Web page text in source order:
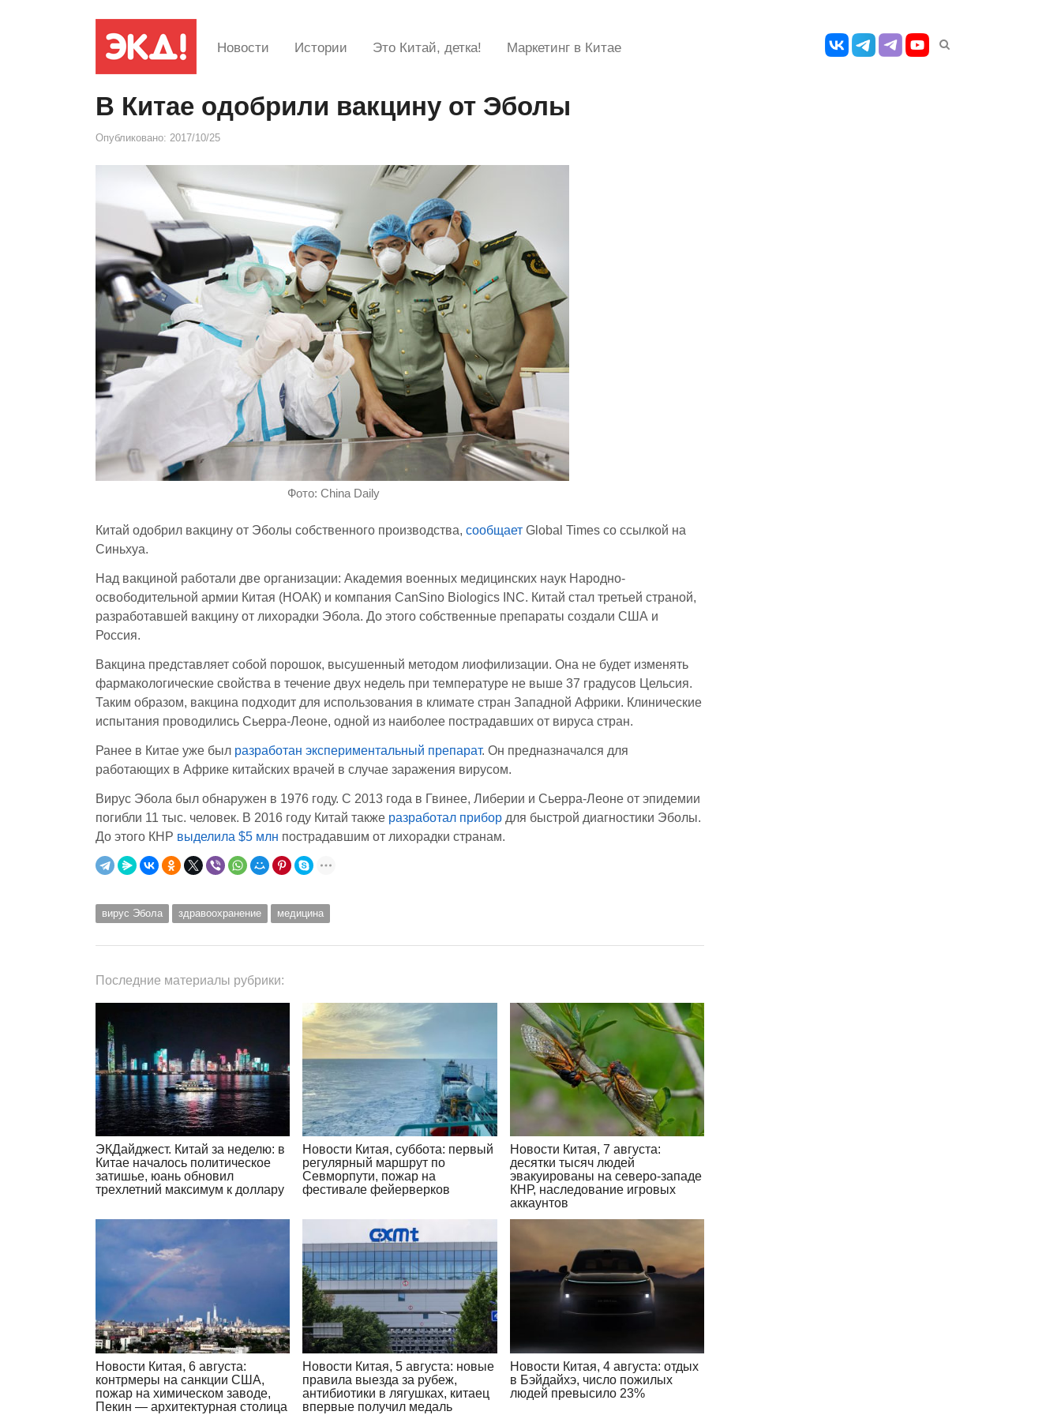
Новости Истории Это Китай, детка! Маркетинг в Китае
В Китае одобрили вакцину от Эболы
Опубликовано: 2017/10/25
Фото: China Daily
Китай одобрил вакцину от Эболы собственного производства, сообщает Global Times со ссылкой на
Синьхуа.
Над вакциной работали две организации: Академия военных медицинских наук Народно-
освободительной армии Китая (НОАК) и компания CanSino Biologics INC. Китай стал третьей страной,
разработавшей вакцину от лихорадки Эбола. До этого собственные препараты создали США и
Россия.
Вакцина представляет собой порошок, высушенный методом лиофилизации. Она не будет изменять
фармакологические свойства в течение двух недель при температуре не выше 37 градусов Цельсия.
Таким образом, вакцина подходит для использования в климате стран Западной Африки. Клинические
испытания проводились Сьерра-Леоне, одной из наиболее пострадавших от вируса стран.
Ранее в Китае уже был разработан экспериментальный препарат. Он предназначался для
работающих в Африке китайских врачей в случае заражения вирусом.
Вирус Эбола был обнаружен в 1976 году. С 2013 года в Гвинее, Либерии и Сьерра-Леоне от эпидемии
погибли 11 тыс. человек. В 2016 году Китай также разработал прибор для быстрой диагностики Эболы.
До этого КНР выделила $5 млн пострадавшим от лихорадки странам.
вирус Эбола здравоохранение медицина
Последние материалы рубрики:
ЭКДайджест. Китай за неделю: в
Китае началось политическое
затишье, юань обновил
трехлетний максимум к доллару
Новости Китая, суббота: первый
регулярный маршрут по
Севморпути, пожар на
фестивале фейерверков
Новости Китая, 7 августа:
десятки тысяч людей
эвакуированы на северо-западе
КНР, наследование игровых
аккаунтов
Новости Китая, 6 августа:
контрмеры на санкции США,
пожар на химическом заводе,
Пекин — архитектурная столица
Новости Китая, 5 августа: новые
правила выезда за рубеж,
антибиотики в лягушках, китаец
впервые получил медаль
Новости Китая, 4 августа: отдых
в Бэйдайхэ, число пожилых
людей превысило 23%